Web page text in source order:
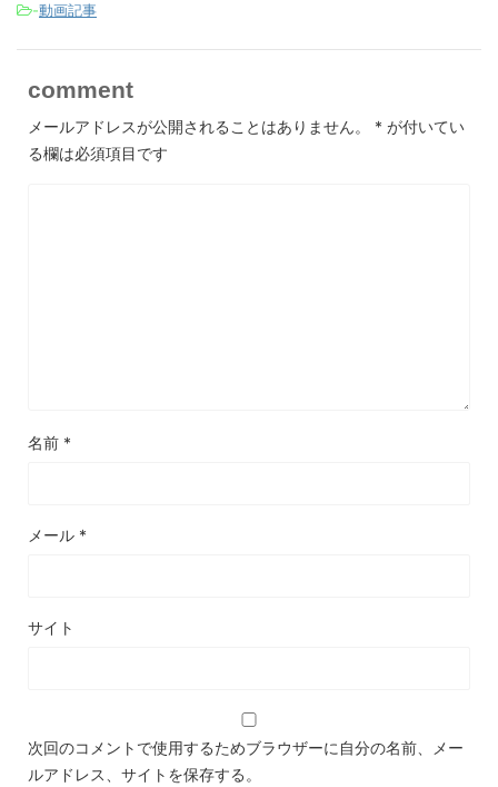
-動画記事
comment
メールアドレスが公開されることはありません。 * が付いてい
る欄は必須項目です
名前 *
メール *
サイト
次回のコメントで使用するためブラウザーに自分の名前、メー
ルアドレス、サイトを保存する。